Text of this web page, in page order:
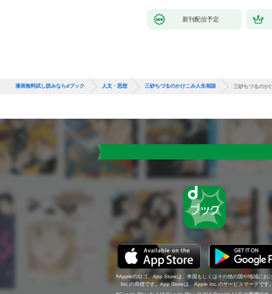
新刊配信予定
漫画無料試し読みならdブック 人文・思想 三砂ちづるのかけこみ人生相談 三砂ちづるのか
Appleのロゴ、App Storeは、米国もしくはその他の国や地域にお
Inc.の商標です。App Storeは、Apple Inc.のサービスマークです。